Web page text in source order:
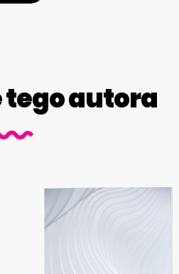
tego autora